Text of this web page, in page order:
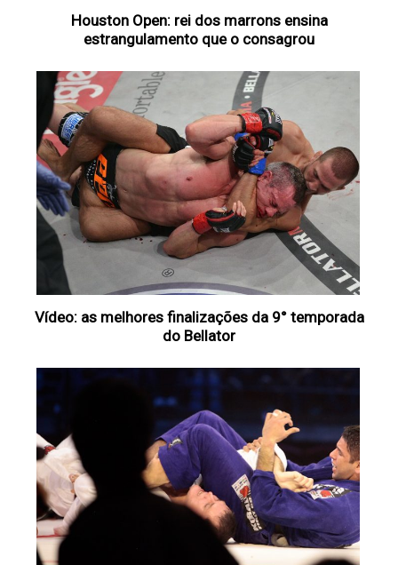
Houston Open: rei dos marrons ensina
estrangulamento que o consagrou
Vídeo: as melhores finalizações da 9° temporada
do Bellator